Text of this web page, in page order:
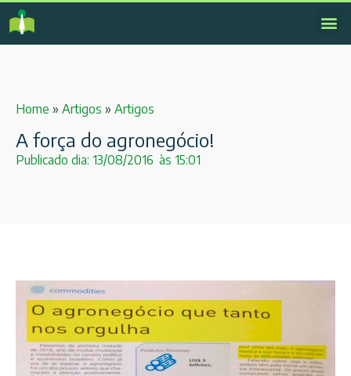
Home » Artigos » Artigos
A força do agronegócio!
Publicado dia: 13/08/2016 às 15:01